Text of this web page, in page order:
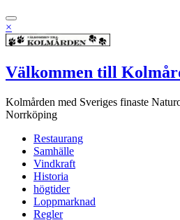
×
Välkommen till
Kolmården med Sveriges finaste
Norrköping
Restaurang
Samhälle
Vindkraft
Historia
högtider
Loppmarknad
Regler